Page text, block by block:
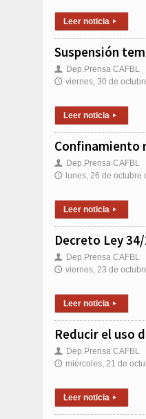
Leer noticia ▸
Suspensión
👤 Dep.Prensa CAFBL
🕔 viernes, 30 de
Leer noticia ▸
Confinamiento
👤 Dep.Prensa CAFBL
🕔 lunes, 26 de octubre
Leer noticia ▸
Decreto Ley
👤 Dep.Prensa CAFBL
🕔 viernes, 23 de
Leer noticia ▸
Reducir el uso
👤 Dep.Prensa CAFBL
🕔 miércoles, 21 de
Leer noticia ▸